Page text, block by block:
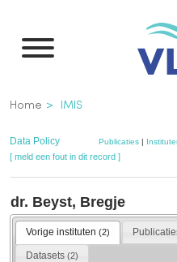
naar
inhoud
gaan
Kruimelpad
Home IMIS
Data Policy Publicaties|
[ meld een fout in dit record ]
dr. Beyst, Bregje
Vorige instituten (2)
Datasets (2)